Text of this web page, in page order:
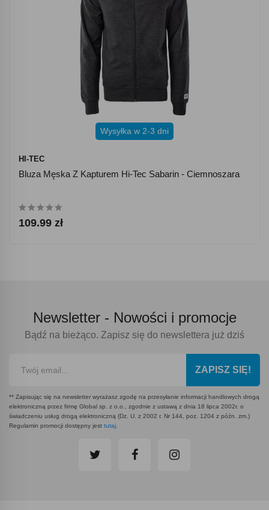
Wysyłka w 2-3 dni
HI-TEC
Bluza Męska Z Kapturem Hi-Tec Sabarin - Ciemnoszara
109.99 zł
Newsletter - Nowości i promocje
Bądź na bieżąco. Zapisz się do newslettera już dziś
ZAPISZ SIĘ!
** Zapisując się na newsletter wyrażasz zgodę na przesyłanie informacji handlowych drogą
elektroniczną przez firmę Global sp. z o.o., zgodnie z ustawą z dnia 18 lipca 2002r. o
świadczeniu usług drogą elektroniczną (Dz. U. z 2002 r. Nr 144, poz. 1204 z późn. zm.)
Regulamin promocji dostępny jest tutaj